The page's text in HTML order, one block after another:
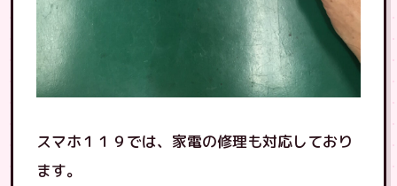
スマホ１１９では、家電の修理も対応しており
ます。